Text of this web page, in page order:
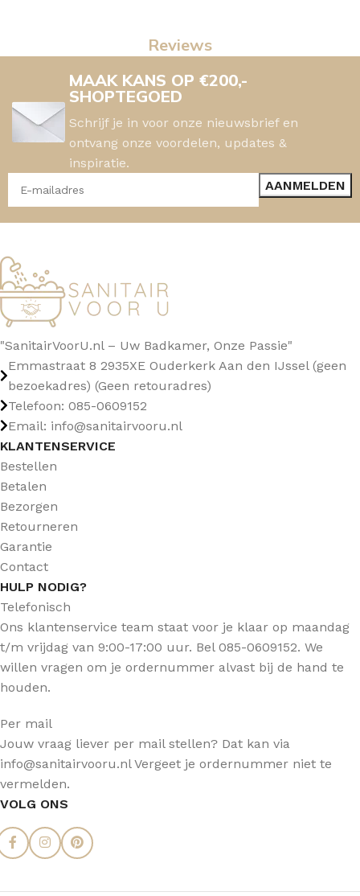
Reviews
MAAK KANS OP €200,-
SHOPTEGOED
Schrijf je in voor onze nieuwsbrief en
ontvang onze voordelen, updates &
inspiratie.
"SanitairVoorU.nl – Uw Badkamer, Onze Passie"
Emmastraat 8 2935XE Ouderkerk Aan den IJssel (geen
bezoekadres) (Geen retouradres)
Telefoon: 085-0609152
Email: info@sanitairvooru.nl
KLANTENSERVICE
Bestellen
Betalen
Bezorgen
Retourneren
Garantie
Contact
HULP NODIG?
Telefonisch
Ons klantenservice team staat voor je klaar op maandag
t/m vrijdag van 9:00-17:00 uur. Bel 085-0609152. We
willen vragen om je ordernummer alvast bij de hand te
houden.
Per mail
Jouw vraag liever per mail stellen? Dat kan via
info@sanitairvooru.nl Vergeet je ordernummer niet te
vermelden.
VOLG ONS